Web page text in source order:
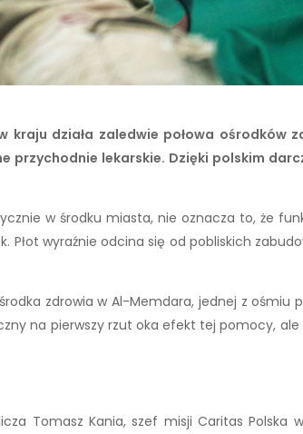
działa zaledwie połowa ośrodków
przychodnie lekarskie. Dzięki polskim
w środku miasta, nie oznacza to, że
wyraźnie odcina się od pobliskich
zdrowia w Al-Memdara, jednej z ośmiu
na pierwszy rzut oka efekt tej pomocy,
Tomasz Kania, szef misji Caritas Polska